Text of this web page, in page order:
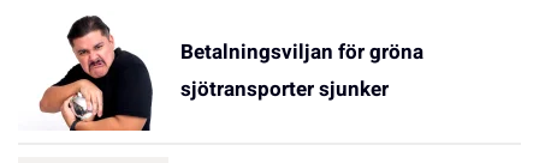
Betalningsviljan för gröna
sjötransporter sjunker